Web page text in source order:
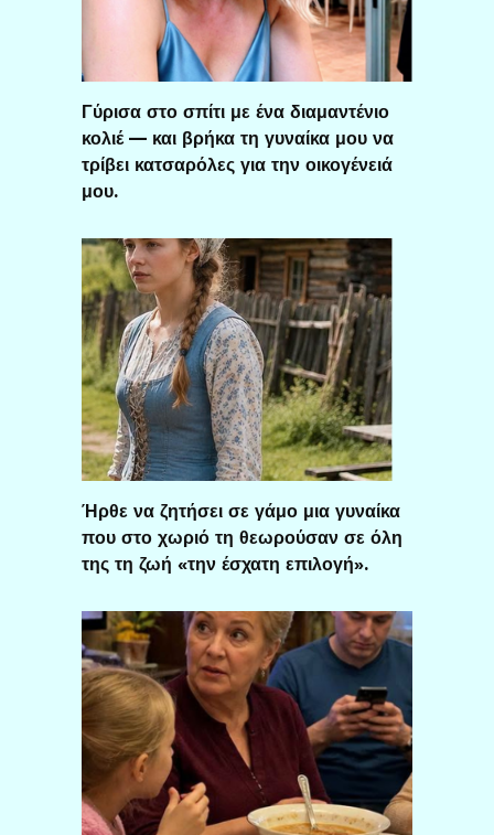
Γύρισα στο σπίτι με ένα διαμαντένιο
κολιέ — και βρήκα τη γυναίκα μου να
τρίβει κατσαρόλες για την οικογένειά
μου.
Ήρθε να ζητήσει σε γάμο μια γυναίκα
που στο χωριό τη θεωρούσαν σε όλη
της τη ζωή «την έσχατη επιλογή».